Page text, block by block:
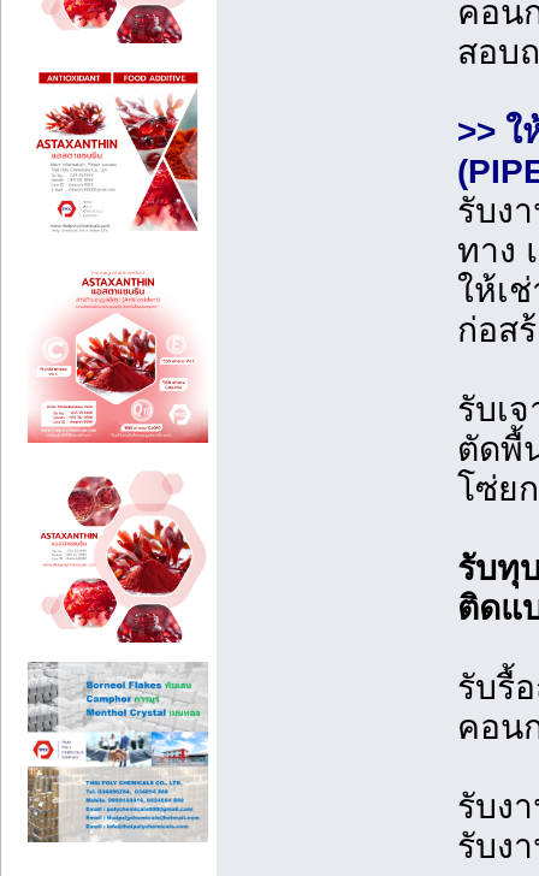
คอน
สอบ
>> ใ
รับง
ทาง
ให้เ
ก่อส
รับเ
ตัดพื้
โซ่ย
รับทุ
ติดแ
รับรื้
คอน
รับง
รับง